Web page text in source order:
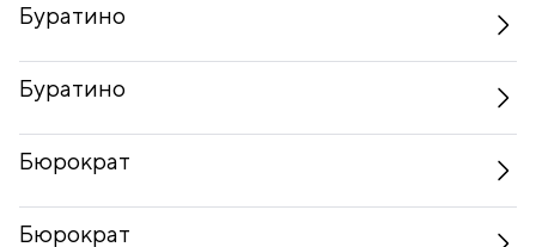
Буратино
Буратино
Бюрократ
Бюрократ